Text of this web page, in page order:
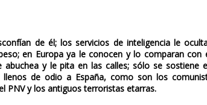
de él; los servicios de inteligencia le
en Europa ya le conocen y lo comparan con
y le pita en las calles; sólo se sostiene
de odio a España, como son los
PNV y los antiguos terroristas etarras.